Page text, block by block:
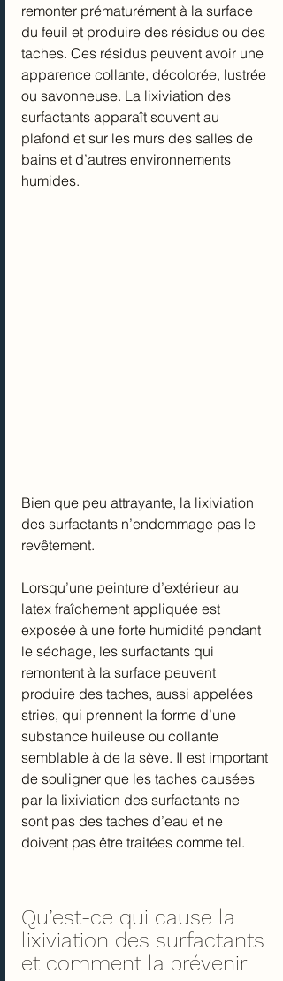
remonter prématurément à la surface
du feuil et produire des résidus ou des
taches. Ces résidus peuvent avoir une
apparence collante, décolorée, lustrée
ou savonneuse. La lixiviation des
surfactants apparaît souvent au
plafond et sur les murs des salles de
bains et d’autres environnements
humides.
Bien que peu attrayante, la lixiviation
des surfactants n’endommage pas le
revêtement.
Lorsqu’une peinture d’extérieur au
latex fraîchement appliquée est
exposée à une forte humidité pendant
le séchage, les surfactants qui
remontent à la surface peuvent
produire des taches, aussi appelées
stries, qui prennent la forme d’une
substance huileuse ou collante
semblable à de la sève. Il est important
de souligner que les taches causées
par la lixiviation des surfactants ne
sont pas des taches d’eau et ne
doivent pas être traitées comme tel.
Qu’est-ce qui cause la
lixiviation des surfactants
et comment la prévenir